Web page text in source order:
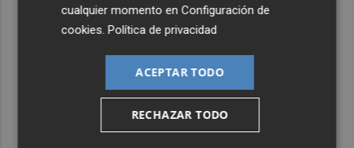
cualquier momento enConfiguración de
cookies.Política de privacidad
ACEPTAR TODO
RECHAZAR TODO